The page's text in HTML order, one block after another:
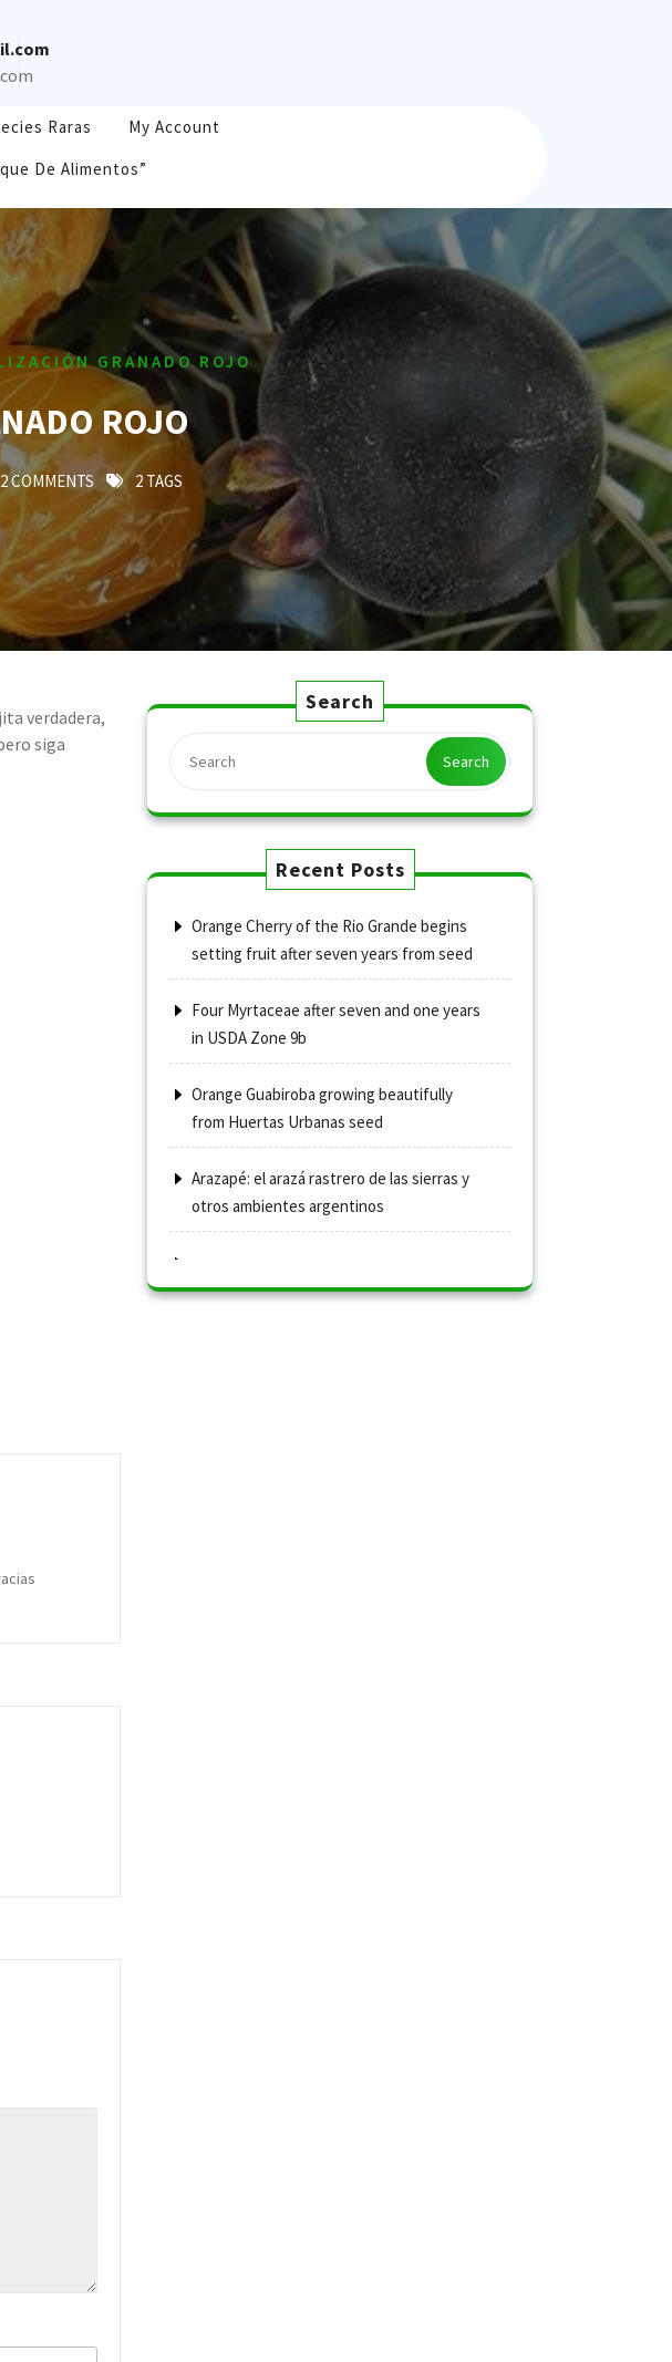
Raras
My Account
De Alimentos”
GRANADO ROJO
ROJO
2 COMMENTS 2 TAGS
verdadera,
siga
Search
Search
Recent Posts
Orange Cherry of the Rio Grande begins
setting fruit after seven years from seed
Four Myrtaceae after seven and one years
in USDA Zone 9b
Orange Guabiroba growing beautifully
from Huertas Urbanas seed
Arazapé: el arazá rastrero de las sierras y
otros ambientes argentinos